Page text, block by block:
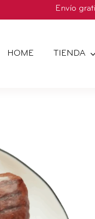
Envío
HOME TIENDA